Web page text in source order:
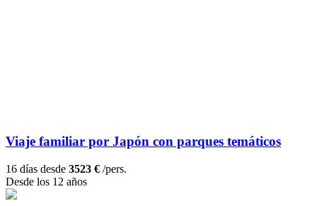
Viaje familiar por Japón con parques temáticos
16 días desde 3523 € /pers.
Desde los 12 años